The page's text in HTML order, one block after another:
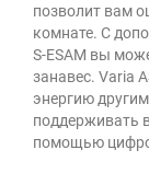
позволит вам
комнате. С
S-ESAM вы
занавес. Varia
энергию
поддерживать
помощью